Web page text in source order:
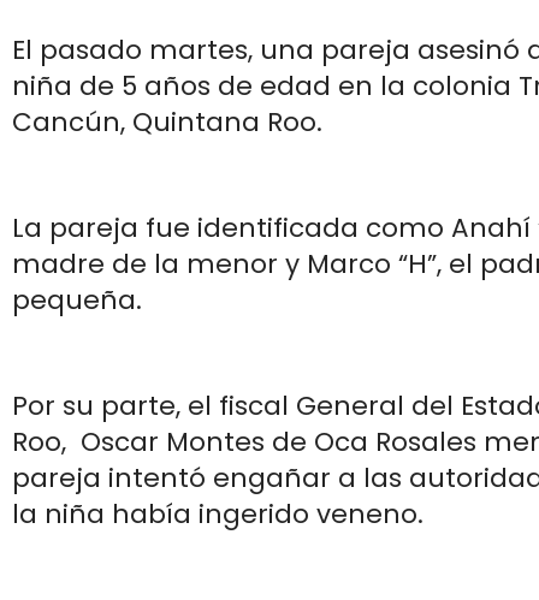
El pasado martes, una pareja asesinó
niña de 5 años de edad en la colonia
Cancún, Quintana Roo.
La pareja fue identificada como Anahí
madre de la menor y Marco “H”, el
pequeña.
Por su parte, el fiscal General del
Roo, Oscar Montes de Oca Rosales
pareja intentó engañar a las
la niña había ingerido veneno.